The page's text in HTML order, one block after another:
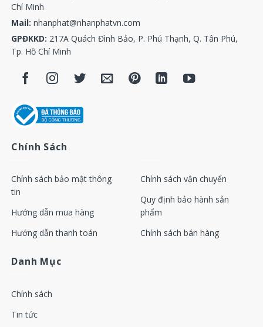
Chí Minh
Mail:nhanphat@nhanphatvn.com
GPĐKKD: 217A Quách Đình Bảo, P. Phú Thạnh, Q. Tân Phú,
Tp. Hồ Chí Minh
Chính Sách
Chính sách bảo mật thông
tin
Hướng dẫn mua hàng
Hướng dẫn thanh toán
Chính sách vận chuyển
Quy định bảo hành sản
phẩm
Chính sách bán hàng
Danh Mục
Chính sách
Tin tức